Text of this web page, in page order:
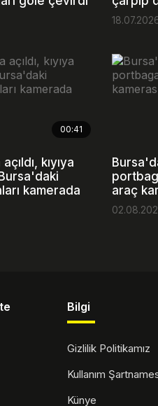
00:41
kıyıya
kamerada
araç
Bilgi
Gizlilik Politikamız
Kullanım
Künye